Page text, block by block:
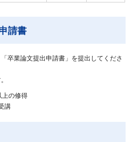
請書
卒業論文提出申請書」を提出してくださ
上の修得
講